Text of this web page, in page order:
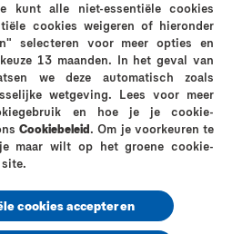
FAQ
Waarom Durex?
Verken sex nu
Cookies-Beleid
kunt alle niet-essentiële cookies
cookies weigeren of hieronder
selecteren voor meer opties en
13 maanden. In het geval van
we deze automatisch zoals
wetgeving. Lees voor meer
en hoe je je cookie-
Cookiebeleid. Om je voorkeuren te
maar wilt op het groene cookie-
cookies accepteren